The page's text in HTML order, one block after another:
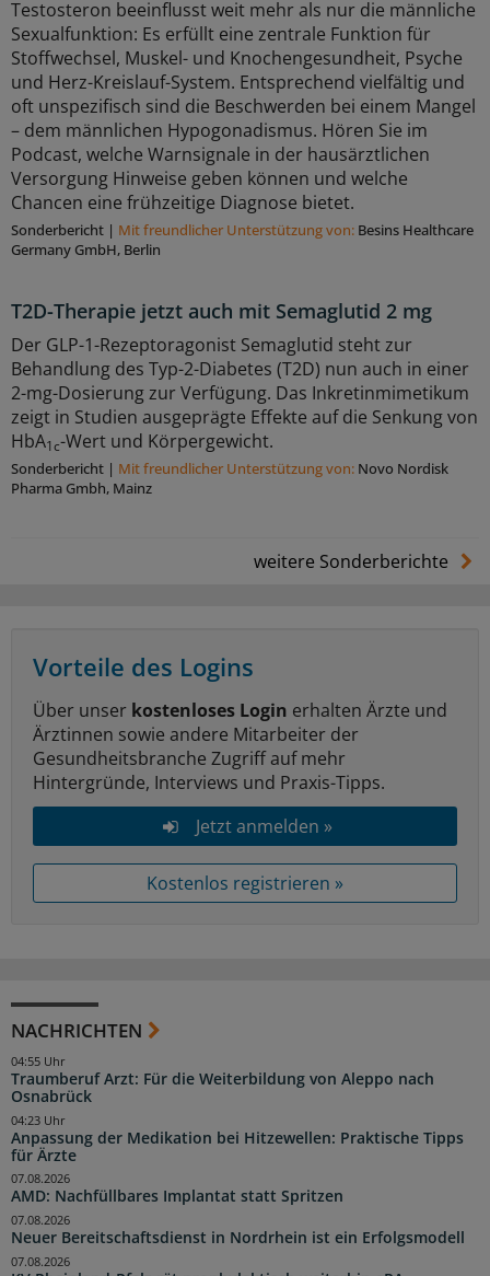
Testosteron beeinflusst weit mehr als nur die männliche
Sexualfunktion: Es erfüllt eine zentrale Funktion für
Stoffwechsel, Muskel- und Knochengesundheit, Psyche
und Herz-Kreislauf-System. Entsprechend vielfältig und
oft unspezifisch sind die Beschwerden bei einem Mangel
– dem männlichen Hypogonadismus. Hören Sie im
Podcast, welche Warnsignale in der hausärztlichen
Versorgung Hinweise geben können und welche
Chancen eine frühzeitige Diagnose bietet.
Sonderbericht | Mit freundlicher Unterstützung von: Besins Healthcare
Germany GmbH, Berlin
T2D-Therapie jetzt auch mit Semaglutid 2 mg
Der GLP-1-Rezeptoragonist Semaglutid steht zur
Behandlung des Typ-2-Diabetes (T2D) nun auch in einer
2-mg-Dosierung zur Verfügung. Das Inkretinmimetikum
zeigt in Studien ausgeprägte Effekte auf die Senkung von
HbA1c-Wert und Körpergewicht.
Sonderbericht | Mit freundlicher Unterstützung von: Novo Nordisk
Pharma Gmbh, Mainz
weitere Sonderberichte
Vorteile des Logins
Über unser kostenloses Login erhalten Ärzte und
Ärztinnen sowie andere Mitarbeiter der
Gesundheitsbranche Zugriff auf mehr
Hintergründe, Interviews und Praxis-Tipps.
Jetzt anmelden »
Kostenlos registrieren »
NACHRICHTEN
Traumberuf Arzt: Für die Weiterbildung von Aleppo nach
Osnabrück
04:55 Uhr
Anpassung der Medikation bei Hitzewellen: Praktische Tipps
für Ärzte
04:23 Uhr
AMD: Nachfüllbares Implantat statt Spritzen
07.08.2026
Neuer Bereitschaftsdienst in Nordrhein ist ein Erfolgsmodell
07.08.2026
07.08.2026